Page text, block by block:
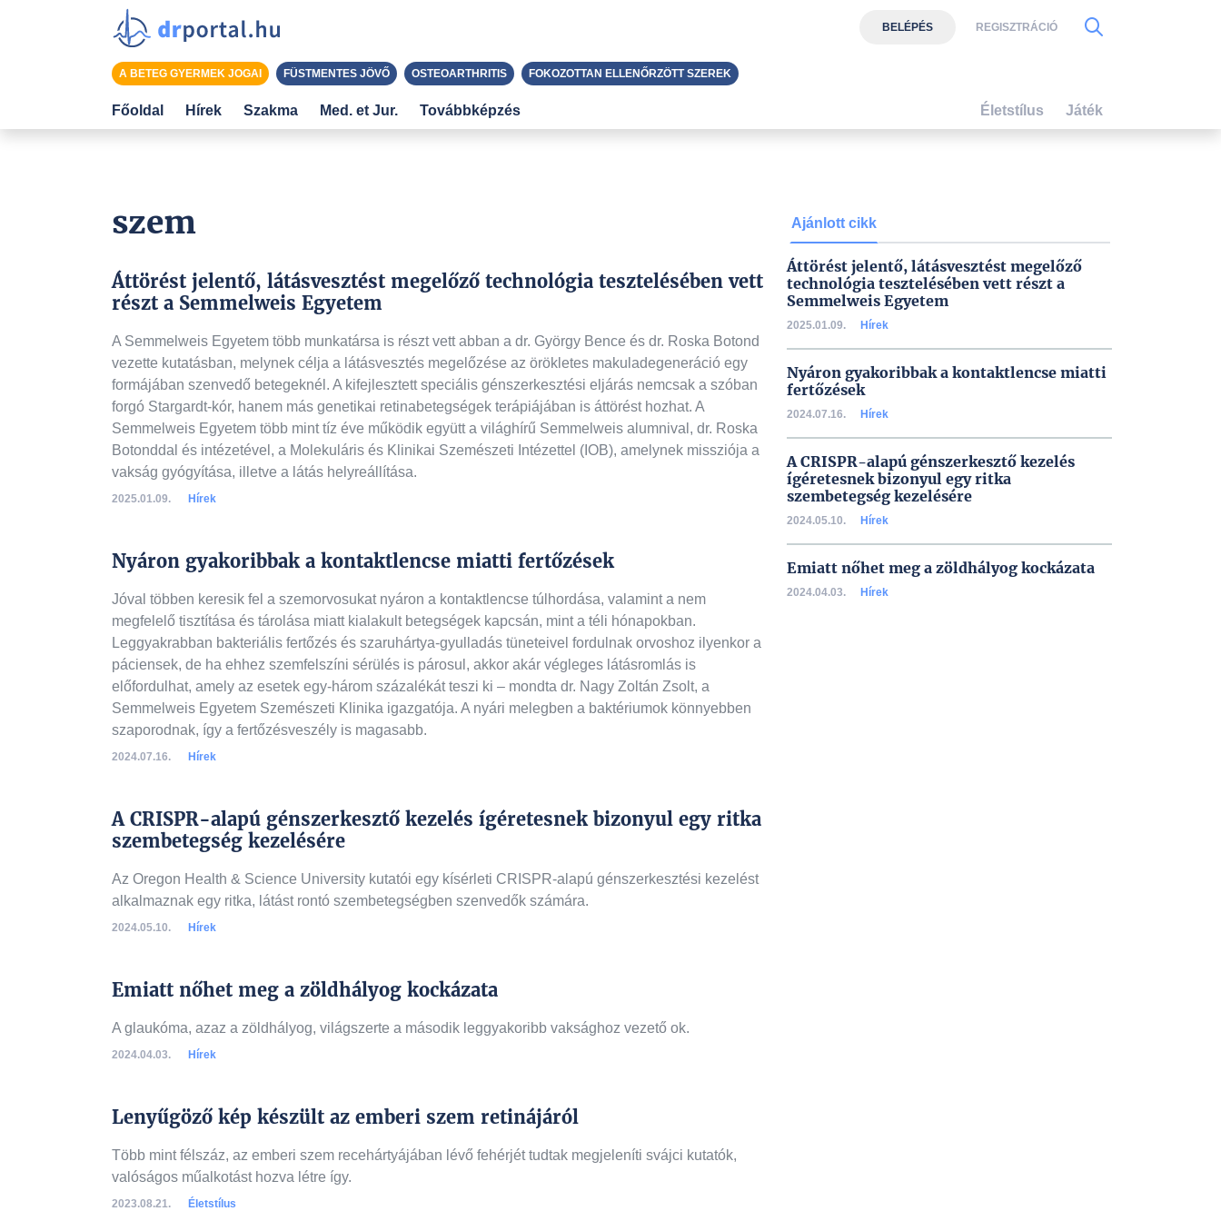
szem
Áttörést jelentő, látásvesztést megelőző technológia tesztelésében vett
részt a Semmelweis Egyetem
A Semmelweis Egyetem több munkatársa is részt vett abban a dr. György Bence és dr. Roska Botond
vezette kutatásban, melynek célja a látásvesztés megelőzése az örökletes makuladegeneráció egy
formájában szenvedő betegeknél. A kifejlesztett speciális génszerkesztési eljárás nemcsak a szóban
forgó Stargardt-kór, hanem más genetikai retinabetegségek terápiájában is áttörést hozhat. A
Semmelweis Egyetem több mint tíz éve működik együtt a világhírű Semmelweis alumnival, dr. Roska
Botonddal és intézetével, a Molekuláris és Klinikai Szemészeti Intézettel (IOB), amelynek missziója a
vakság gyógyítása, illetve a látás helyreállítása.
2025.01.09. Hírek
Nyáron gyakoribbak a kontaktlencse miatti fertőzések
Jóval többen keresik fel a szemorvosukat nyáron a kontaktlencse túlhordása, valamint a nem
megfelelő tisztítása és tárolása miatt kialakult betegségek kapcsán, mint a téli hónapokban.
Leggyakrabban bakteriális fertőzés és szaruhártya-gyulladás tüneteivel fordulnak orvoshoz ilyenkor a
páciensek, de ha ehhez szemfelszíni sérülés is párosul, akkor akár végleges látásromlás is
előfordulhat, amely az esetek egy-három százalékát teszi ki – mondta dr. Nagy Zoltán Zsolt, a
Semmelweis Egyetem Szemészeti Klinika igazgatója. A nyári melegben a baktériumok könnyebben
szaporodnak, így a fertőzésveszély is magasabb.
2024.07.16. Hírek
A CRISPR-alapú génszerkesztő kezelés ígéretesnek bizonyul egy ritka
szembetegség kezelésére
Az Oregon Health & Science University kutatói egy kísérleti CRISPR-alapú génszerkesztési kezelést
alkalmaznak egy ritka, látást rontó szembetegségben szenvedők számára.
2024.05.10. Hírek
Emiatt nőhet meg a zöldhályog kockázata
A glaukóma, azaz a zöldhályog, világszerte a második leggyakoribb vaksághoz vezető ok.
2024.04.03. Hírek
Lenyűgöző kép készült az emberi szem retinájáról
Több mint félszáz, az emberi szem recehártyájában lévő fehérjét tudtak megjeleníti svájci kutatók,
valóságos műalkotást hozva létre így.
2023.08.21. Életstílus
Ajánlott cikk
Áttörést jelentő, látásvesztést megelőző
technológia tesztelésében vett részt a
Semmelweis Egyetem
2025.01.09. Hírek
Nyáron gyakoribbak a kontaktlencse miatti
fertőzések
2024.07.16. Hírek
A CRISPR-alapú génszerkesztő kezelés
ígéretesnek bizonyul egy ritka
szembetegség kezelésére
2024.05.10. Hírek
Emiatt nőhet meg a zöldhályog kockázata
2024.04.03. Hírek
BELÉPÉS REGISZTRÁCIÓ
A BETEG GYERMEK JOGAI FÜSTMENTES JÖVŐ OSTEOARTHRITIS FOKOZOTTAN ELLENŐRZÖTT SZEREK
Főoldal Hírek Szakma Med. et Jur. Továbbképzés Életstílus Játék